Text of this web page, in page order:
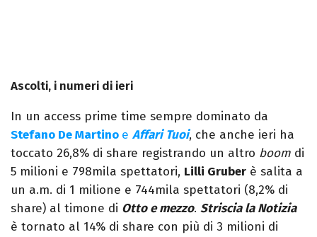
Ascolti, i numeri di ieri
In un access prime time sempre dominato da
Stefano De Martino e Affari Tuoi, che anche ieri ha
toccato 26,8% di share registrando un altro boom di
5 milioni e 798mila spettatori, Lilli Gruber è salita a
un a.m. di 1 milione e 744mila spettatori (8,2% di
share) al timone di Otto e mezzo. Striscia la Notizia
è tornato al 14% di share con più di 3 milioni di